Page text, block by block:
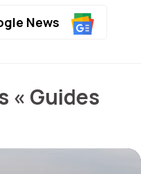
News
« Guides